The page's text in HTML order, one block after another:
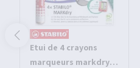
Etui de 4 crayons
marqueurs markdry -